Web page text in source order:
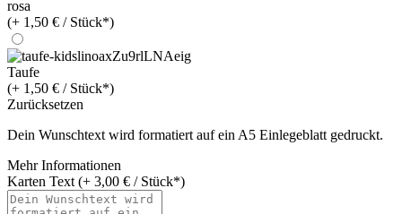
rosa
(+ 1,50 € / Stück*)
Taufe
(+ 1,50 € / Stück*)
Zurücksetzen
Dein Wunschtext wird formatiert auf ein A5 Einlegeblatt gedruckt.
Mehr Informationen
Karten Text (+ 3,00 € / Stück*)